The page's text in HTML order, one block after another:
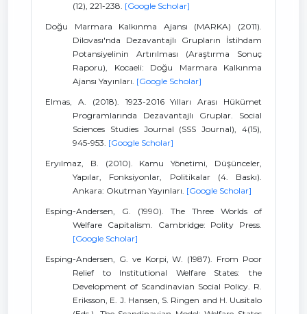
(12), 221-238. [Google Scholar]
Doğu Marmara Kalkınma Ajansı (MARKA) (2011).
Dilovası'nda Dezavantajlı Grupların İstihdam
Potansiyelinin Artırılması (Araştırma Sonuç
Raporu), Kocaeli: Doğu Marmara Kalkınma
Ajansı Yayınları. [Google Scholar]
Elmas, A. (2018). 1923-2016 Yılları Arası Hükümet
Programlarında Dezavantajlı Gruplar. Social
Sciences Studies Journal (SSS Journal), 4(15),
945-953. [Google Scholar]
Eryılmaz, B. (2010). Kamu Yönetimi, Düşünceler,
Yapılar, Fonksiyonlar, Politikalar (4. Baskı).
Ankara: Okutman Yayınları. [Google Scholar]
Esping-Andersen, G. (1990). The Three Worlds of
Welfare Capitalism. Cambridge: Polity Press.
[Google Scholar]
Esping-Andersen, G. ve Korpi, W. (1987). From Poor
Relief to Institutional Welfare States: the
Development of Scandinavian Social Policy. R.
Eriksson, E. J. Hansen, S. Ringen and H. Uusitalo